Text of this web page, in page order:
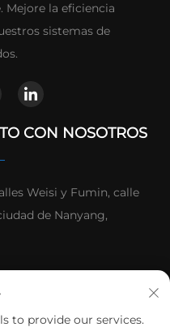
Mejore la eficiencia
sistemas de
CON NOSOTROS
Weisi y Fumin, calle
de Nanyang,
to provide our services.